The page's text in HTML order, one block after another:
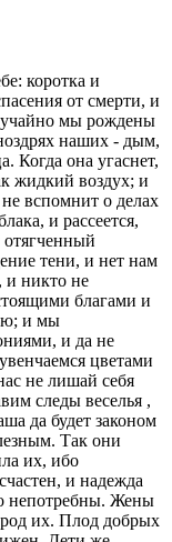
коротка и
от смерти, и
мы рождены
наших - дым,
Когда она угаснет,
жидкий воздух; и
вспомнит о делах
и рассеется,
тени, и нет нам
и никто не
благами и
и мы
и да не
цветами
не лишай себя
следы веселья ,
да будет законом
Так они
их, ибо
и надежда
непотребны. Жены
их. Плод добрых